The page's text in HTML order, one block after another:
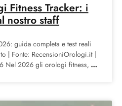
Fitness Tracker: i
nostro staff
guida completa e test reali
| Fonte: RecensioniOrologi.it |
Nel 2026 gli orologi fitness,